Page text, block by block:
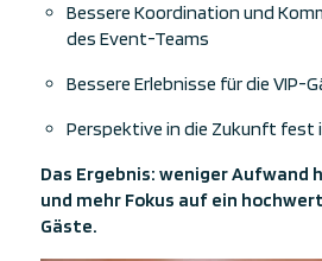
Bessere Koordination und
des Event-Teams
Bessere Erlebnisse für die VIP-
Perspektive in die Zukunft fest
Das Ergebnis: weniger Aufwand
und mehr Fokus auf ein
Gäste.